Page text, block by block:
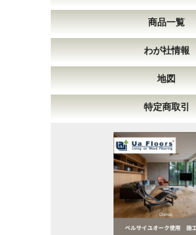
商品一覧
わが社情報
地図
特定商取引